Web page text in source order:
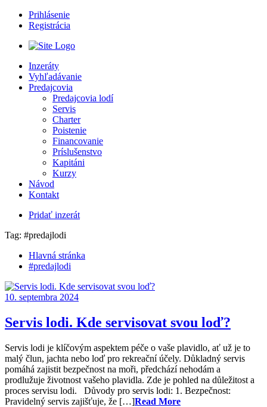
Prihlásenie
Registrácia
Inzeráty
Vyhľadávanie
Predajcovia
Predajcovia lodí
Servis
Charter
Poistenie
Financovanie
Príslušenstvo
Kapitáni
Kurzy
Návod
Kontakt
Pridať inzerát
Tag: #predajlodi
Hlavná stránka
#predajlodi
10. septembra 2024
Servis lodi. Kde servisovat svou loď?
Servis lodi je klíčovým aspektem péče o vaše plavidlo, ať už je to
malý člun, jachta nebo loď pro rekreační účely. Důkladný servis
pomáhá zajistit bezpečnost na moři, předchází nehodám a
prodlužuje životnost vašeho plavidla. Zde je pohled na důležitost a
proces servisu lodi. Důvody pro servis lodi: 1. Bezpečnost:
Pravidelný servis zajišťuje, že […]Read More